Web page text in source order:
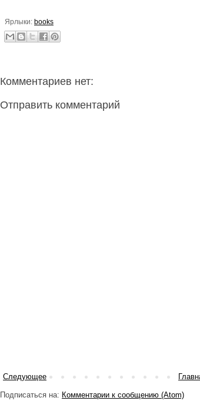
Ярлыки: books
Комментариев нет:
Отправить комментарий
Следующее
Подписаться на: Комментарии к сообщению (Atom)